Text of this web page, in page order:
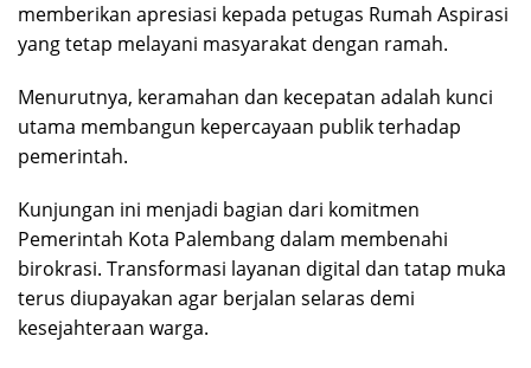
memberikan apresiasi kepada petugas Rumah Aspirasi
yang tetap melayani masyarakat dengan ramah.
Menurutnya, keramahan dan kecepatan adalah kunci
utama membangun kepercayaan publik terhadap
pemerintah.
Kunjungan ini menjadi bagian dari komitmen
Pemerintah Kota Palembang dalam membenahi
birokrasi. Transformasi layanan digital dan tatap muka
terus diupayakan agar berjalan selaras demi
kesejahteraan warga.